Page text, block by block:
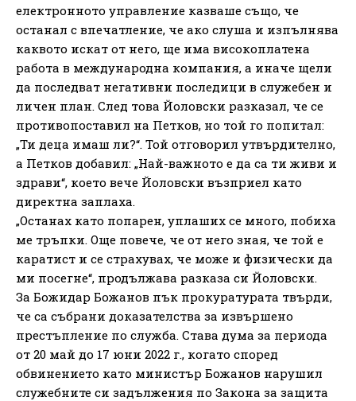
електронното управление казваше също, че
останал с впечатление, че ако слуша и изпълнява
каквото искат от него, ще има високоплатена
работа в международна компания, а иначе щели
да последват негативни последици в служебен и
личен план. След това Йоловски разказал, че се
противопоставил на Петков, но той го попитал:
„Ти деца имаш ли?“. Той отговорил утвърдително,
а Петков добавил: „Най-важното е да са ти живи и
здрави“, което вече Йоловски възприел като
директна заплаха.
„Останах като попарен, уплаших се много, побиха
ме тръпки. Още повече, че от него зная, че той е
каратист и се страхувах, че може и физически да
ми посегне“, продължава разказа си Йоловски.
За Божидар Божанов пък прокуратурата твърди,
че са събрани доказателства за извършено
престъпление по служба. Става дума за периода
от 20 май до 17 юни 2022 г., когато според
обвинението като министър Божанов нарушил
служебните си задължения по Закона за защита